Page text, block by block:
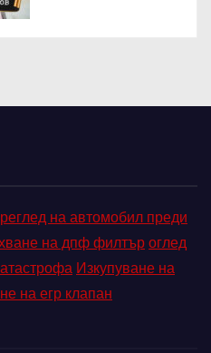
на автомобил преди
на дпф филтъроглед
Изкупуване на
на егр клапан